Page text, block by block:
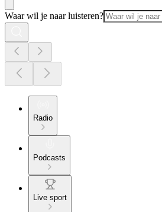
Waar wil je naar luisteren?
Radio
Podcasts
Live sport